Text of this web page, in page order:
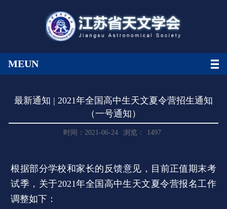
MEUN
最新通知 | 2021年全国高中生天文夏令营招生通知
（一号通知）
时间：2021-06-24 浏览： 1497
根据部分学校和家长的反馈意见，目前正值期末考
试季，关于2021年全国高中生天文夏令营报名工作
调整如下：